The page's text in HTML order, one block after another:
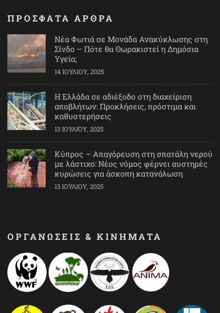
ΠΡΟΣΦΑΤΑ ΑΡΘΡΑ
Νέα Φωτιά σε Μονάδα Ανακύκλωσης στη
Σίνδο – Πότε θα Θωρακιστεί η Δημόσια
Υγεία;
14 ΙΟΥΛΊΟΥ, 2025
Η Ελλάδα σε αδιέξοδο στη διαχείριση
αποβλήτων: Προκλήσεις, πρόστιμα και
καθυστερήσεις
13 ΙΟΥΛΊΟΥ, 2025
Κύπρος – Απαγόρευση στη σπατάλη νερού
με λάστιχο: Νέος νόμος φέρνει αυστηρές
κυρώσεις για άσκοπη κατανάλωση
13 ΙΟΥΛΊΟΥ, 2025
ΟΡΓΑΝΩΣΕΙΣ & ΚΙΝΗΜΑΤΑ